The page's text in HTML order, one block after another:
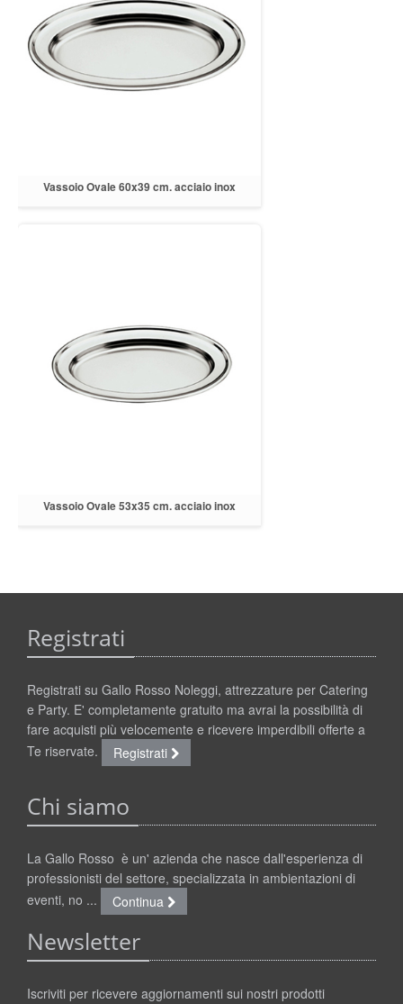
Vassoio Ovale 60x39 cm. acciaio inox
Vassoio Ovale 53x35 cm. acciaio inox
Registrati
Registrati su Gallo Rosso Noleggi, attrezzature per Catering
e Party. E' completamente gratuito ma avrai la possibilità di
fare acquisti più velocemente e ricevere imperdibili offerte a
Te riservate.
Registrati
Chi siamo
La Gallo Rosso è un' azienda che nasce dall'esperienza di
professionisti del settore, specializzata in ambientazioni di
eventi, no ...
Continua
Newsletter
Iscriviti per ricevere aggiornamenti sui nostri prodotti